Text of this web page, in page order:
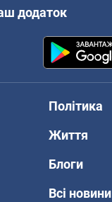
додаток
Політика
Життя
Блоги
Всі новини